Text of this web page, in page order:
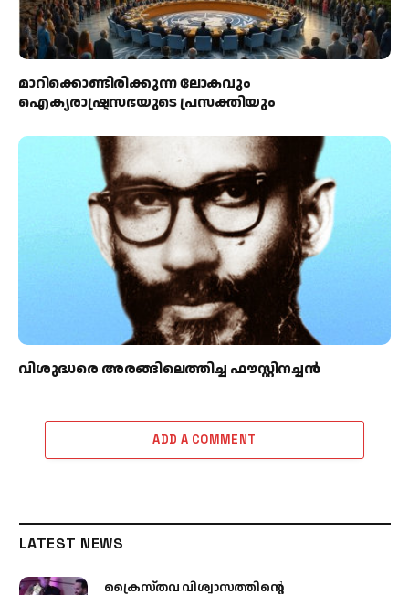
മാറിക്കൊണ്ടിരിക്കുന്ന ലോകവും
ഐക്യരാഷ്ട്രസഭയുടെ പ്രസക്തിയും
വിശുദ്ധരെ അരങ്ങിലെത്തിച്ച ഫൗസ്റ്റിനച്ചൻ
ADD A COMMENT
LATEST NEWS
ക്രൈസ്തവ വിശ്വാസത്തിന്റെ